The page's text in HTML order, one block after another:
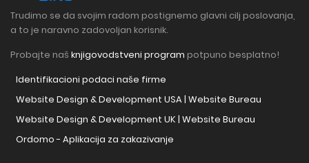
Trudimo se da svojim radom postignemo glavni cilj poslovanja,
a to je naravno zadovoljan korisnik.
Probajte naš knjigovodstveni program potpuno besplatno!
Identifikacioni podaci naše firme
Website Design & Development USA | Website Bureau
Website Design & Development UK | Website Bureau
Ordomo - Aplikacija za zakazivanje